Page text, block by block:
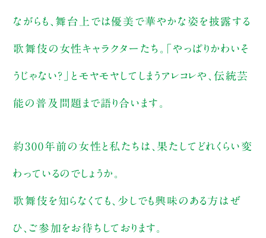
ながらも、舞台上では優美で華やかな姿を披露する
歌舞伎の女性キャラクターたち。「やっぱりかわいそ
うじゃない？」とモヤモヤしてしまうアレコレや、伝統芸
能の普及問題まで語り合います。
約300年前の女性と私たちは、果たしてどれくらい変
わっているのでしょうか。
歌舞伎を知らなくても、少しでも興味のある方はぜ
ひ、ご参加をお待ちしております。